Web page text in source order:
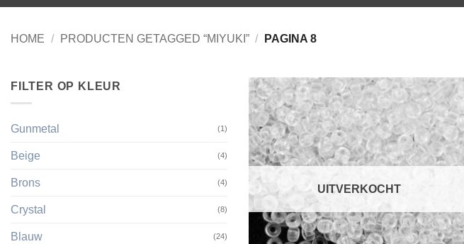
HOME / PRODUCTEN GETAGGED “MIYUKI” / PAGINA 8
FILTER OP KLEUR
Gunmetal (1)
Beige (4)
Brons (4)
Crystal (8)
Blauw (24)
UITVERKOCHT